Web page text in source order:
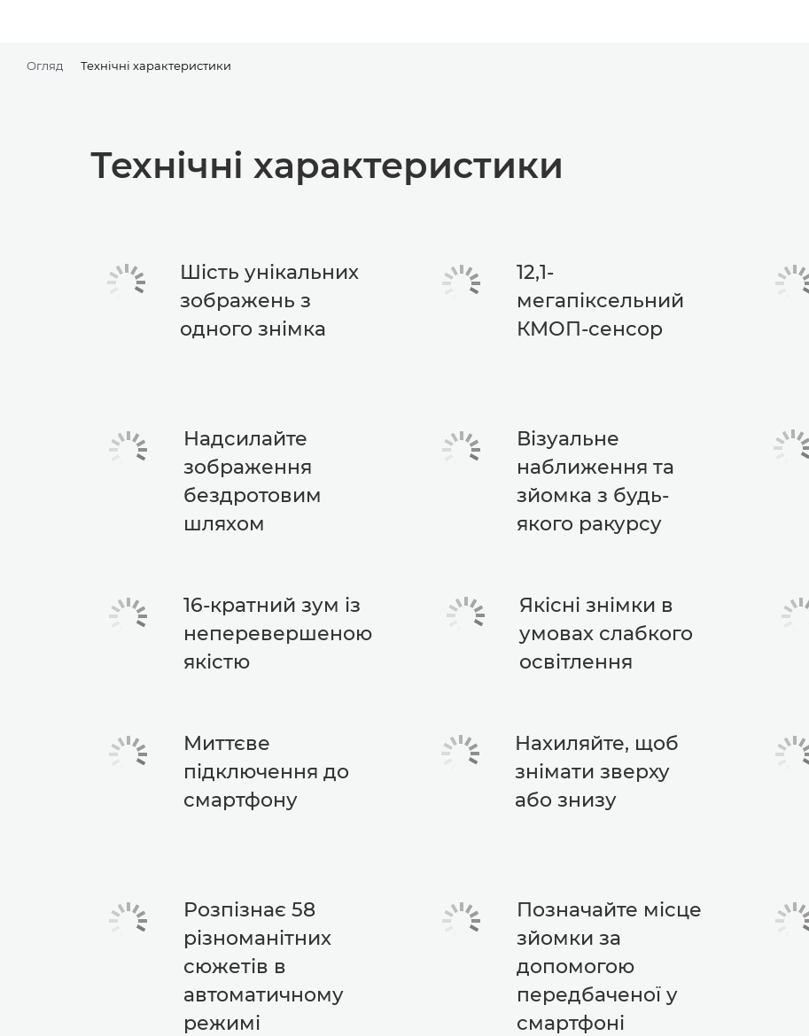
Огляд Технічні характеристики
Технічні характеристики
Шість унікальних
зображень з
одного знімка
12,1-
мегапіксельний
КМОП-сенсор
Надсилайте
зображення
бездротовим
шляхом
Візуальне
наближення та
зйомка з будь-
якого ракурсу
16-кратний зум із
неперевершеною
якістю
Якісні знімки в
умовах слабкого
освітлення
Миттєве
підключення до
смартфону
Нахиляйте, щоб
знімати зверху
або знизу
Розпізнає 58
різноманітних
сюжетів в
автоматичному
режимі
Позначайте місце
зйомки за
допомогою
передбаченої у
смартфоні